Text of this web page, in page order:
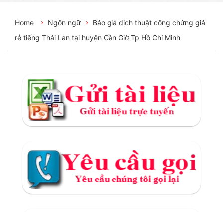
Home Ngôn ngữ
Báo giá dịch thuật công chứng giá
rẻ tiếng Thái Lan tại huyện Cần Giờ Tp Hồ Chí Minh